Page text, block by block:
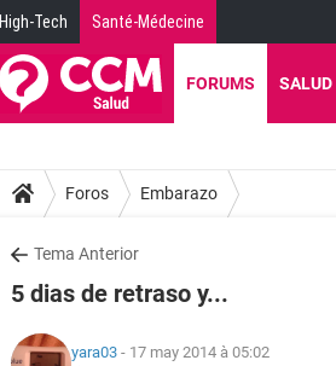
High-Tech Santé-Médecine
FORUMS SALUD
Foros Embarazo
Tema Anterior
5 dias de retraso y...
yara03 - 17 may 2014 à 05:02